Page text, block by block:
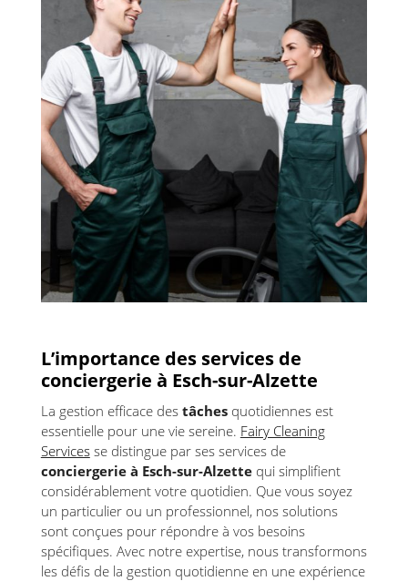
L’importance des services de
conciergerie à Esch-sur-Alzette
La gestion efficace des tâchesquotidiennes est
essentielle pour une vie sereine. Fairy Cleaning
Servicesse distingue par ses services de
conciergerie à Esch-sur-Alzettequi simplifient
considérablement votre quotidien. Que vous soyez
un particulier ou un professionnel, nos solutions
sont conçues pour répondre à vos besoins
spécifiques. Avec notre expertise, nous transformons
les défis de la gestion quotidienne en une expérience